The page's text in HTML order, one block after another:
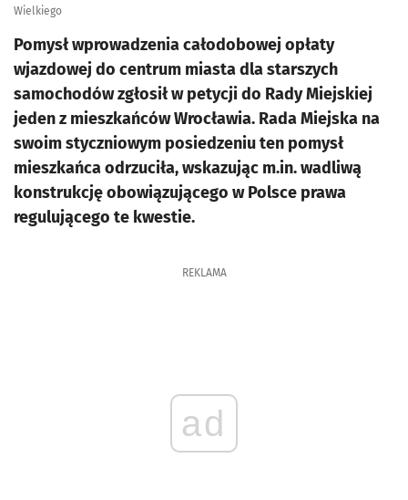
Wielkiego
Pomysł wprowadzenia całodobowej opłaty
wjazdowej do centrum miasta dla starszych
samochodów zgłosił w petycji do Rady Miejskiej
jeden z mieszkańców Wrocławia. Rada Miejska na
swoim styczniowym posiedzeniu ten pomysł
mieszkańca odrzuciła, wskazując m.in. wadliwą
konstrukcję obowiązującego w Polsce prawa
regulującego te kwestie.
REKLAMA
ad